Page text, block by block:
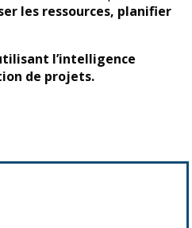
les ressources, planifier
l’intelligence
de projets.